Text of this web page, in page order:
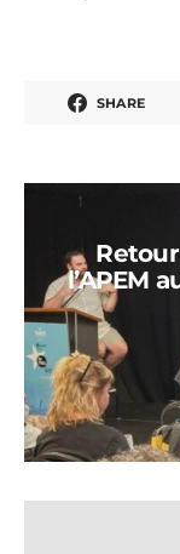
SHARE
l’APEM